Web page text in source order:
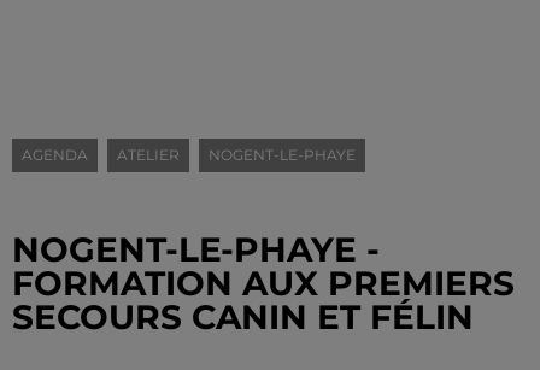
AGENDA ATELIER NOGENT-LE-PHAYE
NOGENT-LE-PHAYE -
FORMATION AUX PREMIERS
SECOURS CANIN ET FÉLIN